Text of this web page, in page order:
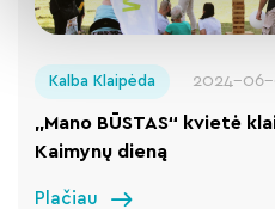
Kalba Klaipėda 2024-
„Mano BŪSTAS“ kvietė
Kaimynų dieną
Plačiau